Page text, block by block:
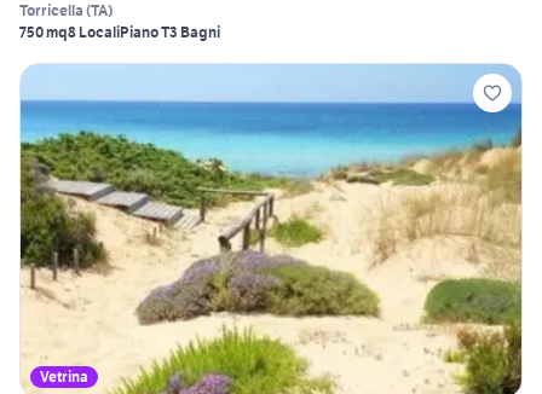
Torricella (TA)
750 mq8 LocaliPiano T3 Bagni
Vetrina